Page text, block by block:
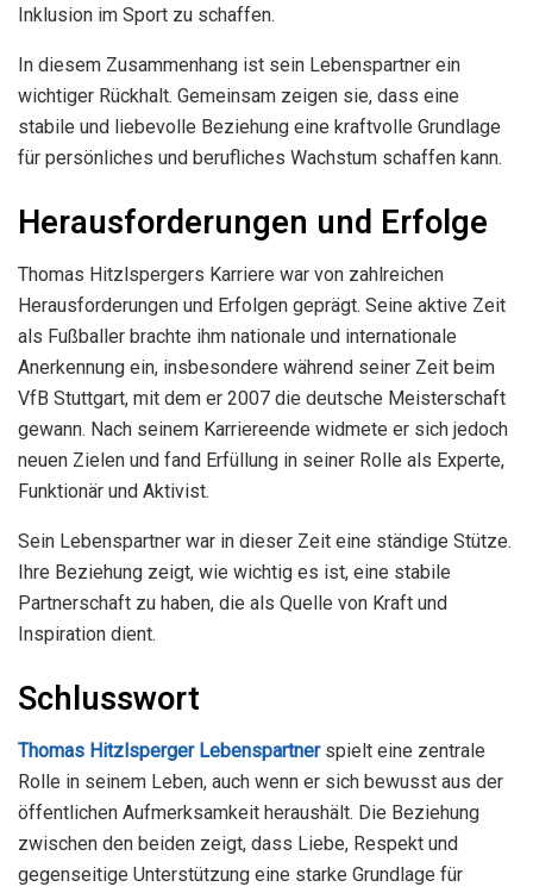
Inklusion im Sport zu schaffen.
In diesem Zusammenhang ist sein Lebenspartner ein
wichtiger Rückhalt. Gemeinsam zeigen sie, dass eine
stabile und liebevolle Beziehung eine kraftvolle Grundlage
für persönliches und berufliches Wachstum schaffen kann.
Herausforderungen und Erfolge
Thomas Hitzlspergers Karriere war von zahlreichen
Herausforderungen und Erfolgen geprägt. Seine aktive Zeit
als Fußballer brachte ihm nationale und internationale
Anerkennung ein, insbesondere während seiner Zeit beim
VfB Stuttgart, mit dem er 2007 die deutsche Meisterschaft
gewann. Nach seinem Karriereende widmete er sich jedoch
neuen Zielen und fand Erfüllung in seiner Rolle als Experte,
Funktionär und Aktivist.
Sein Lebenspartner war in dieser Zeit eine ständige Stütze.
Ihre Beziehung zeigt, wie wichtig es ist, eine stabile
Partnerschaft zu haben, die als Quelle von Kraft und
Inspiration dient.
Schlusswort
Thomas Hitzlsperger Lebenspartnerspielt eine zentrale
Rolle in seinem Leben, auch wenn er sich bewusst aus der
öffentlichen Aufmerksamkeit heraushält. Die Beziehung
zwischen den beiden zeigt, dass Liebe, Respekt und
gegenseitige Unterstützung eine starke Grundlage für